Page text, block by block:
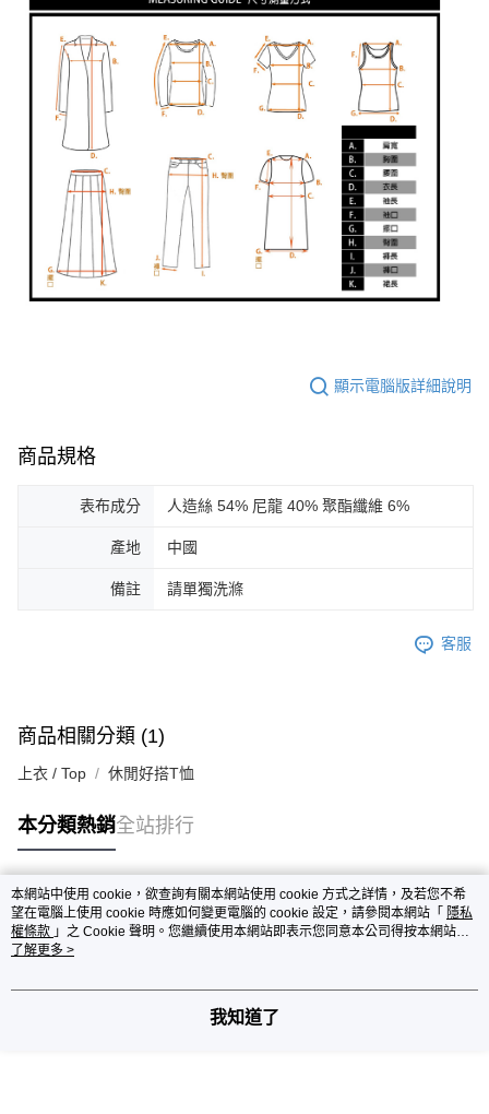
顯示電腦版詳細說明
商品規格
表布成分 人造絲 54% 尼龍 40% 聚酯纖維 6%
產地 中國
備註 請單獨洗滌
客服
商品相關分類 (1)
上衣 / Top 休閒好搭T恤
本分類熱銷全站排行
熱門標籤
本網站中使用 cookie，欲查詢有關本網站使用 cookie 方式之詳情，及若您不希
望在電腦上使用 cookie 時應如何變更電腦的 cookie 設定，請參閱本網站「 隱私
權條款 」之 Cookie 聲明。您繼續使用本網站即表示您同意本公司得按本網站使
用條款之 Cookie 聲明使用 cookie。
了解更多 >
我知道了